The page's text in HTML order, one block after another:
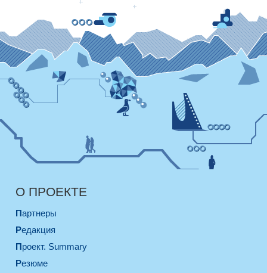
О ПРОЕКТЕ
Партнеры
Редакция
Проект. Summary
Резюме